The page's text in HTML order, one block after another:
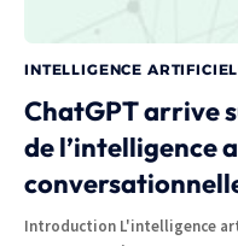
INTELLIGENCE
ChatGPT arrive
de l’intelligence
Introduction L'intelligence